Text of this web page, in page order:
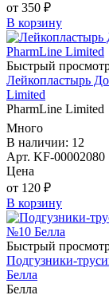
от 350 ₽
В корзину
Быстрый
Лейкопластырь
Limited
PharmLine Limited
Много
В наличии: 12
Арт. KF-00002080
Цена
от 120 ₽
В корзину
Быстрый
Подгузники-
Белла
Белла